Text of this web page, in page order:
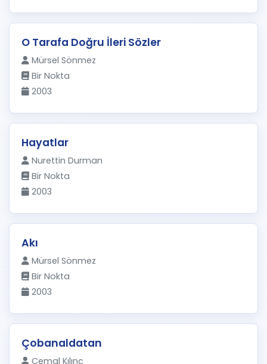
O Tarafa Doğru İleri Sözler
Mürsel Sönmez
Bir Nokta
2003
Hayatlar
Nurettin Durman
Bir Nokta
2003
Akı
Mürsel Sönmez
Bir Nokta
2003
Çobanaldatan
Cemal Kılınç